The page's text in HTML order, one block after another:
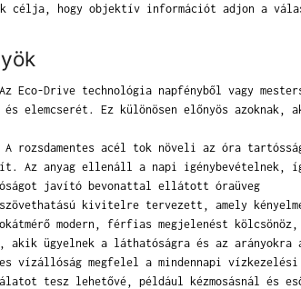
célja, hogy objektív információt adjon a
Eco-Drive technológia napfényből vagy
elemcserét. Ez különösen előnyös azoknak,
rozsdamentes acél tok növeli az óra
Az anyag ellenáll a napi igénybevételnek,
javító bevonattal ellátott óraüveg
kivitelre tervezett, amely
modern, férfias megjelenést
akik ügyelnek a láthatóságra és az arányokra
vízállóság megfelel a mindennapi
tesz lehetővé, például kézmosásnál és